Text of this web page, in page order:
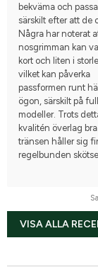
bekväma och
särskilt efter att de
Några har noterat
nosgrimman kan
kort och liten i
vilket kan påverka
passformen runt
ögon, särskilt på
modeller. Trots
kvalitén överlag
tränsen håller sig
regelbunden skötsel.
VISA ALLA